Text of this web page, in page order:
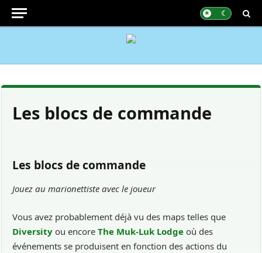
Les blocs de commande
Les blocs de commande
Jouez au marionettiste avec le joueur
Vous avez probablement déjà vu des maps telles que
Diversity ou encore The Muk-Luk Lodge où des
événements se produisent en fonction des actions du